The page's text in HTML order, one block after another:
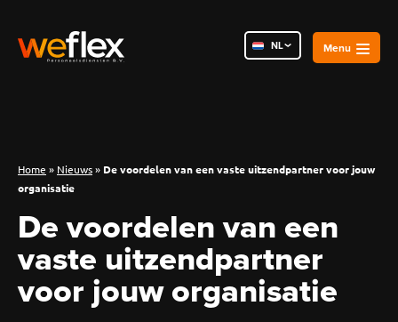
NL
Home » Nieuws» De voordelen van een vaste uitzendpartner voor jouw
organisatie
De voordelen van een
vaste uitzendpartner
voor jouw organisatie